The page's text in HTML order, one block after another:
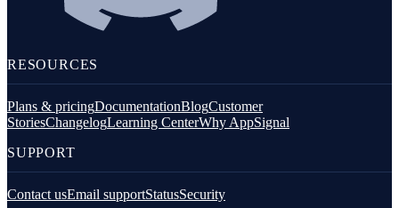
RESOURCES
Plans & pricingDocumentationBlogCustomer
StoriesChangelogLearning CenterWhy AppSignal
SUPPORT
Contact usEmail supportStatusSecurity